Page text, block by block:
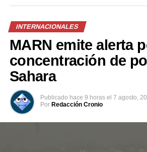
DON'T MISS
INTERNACIONALES
MARN emite alerta
concentración de
Sahara
Publicado hace 9 horas el 7 agosto,
Por Redacción Cronio